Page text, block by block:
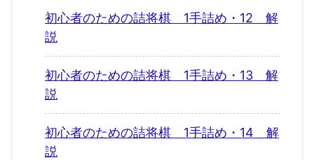
初心者のための詰将棋 1手詰め・12 解
説
初心者のための詰将棋 1手詰め・13 解
説
初心者のための詰将棋 1手詰め・14 解
説